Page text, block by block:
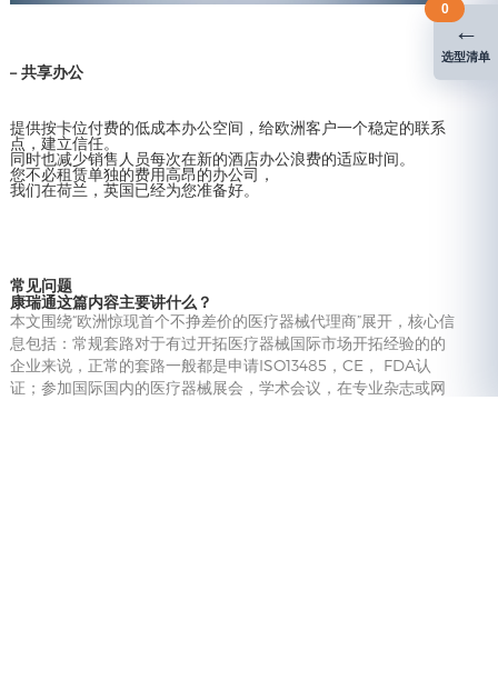
– 共享办公
提供按卡位付费的低成本办公空间，给欧洲客户一个稳定的联系
点，建立信任。
同时也减少销售人员每次在新的酒店办公浪费的适应时间。
您不必租赁单独的费用高昂的办公司，
我们在荷兰，英国已经为您准备好。
←
选型清单
0